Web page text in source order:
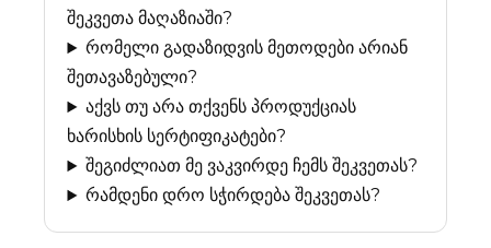
შეკვეთა მაღაზიაში?
რომელი გადაზიდვის მეთოდები არიან
შეთავაზებული?
აქვს თუ არა თქვენს პროდუქციას
ხარისხის სერტიფიკატები?
შეგიძლიათ მე ვაკვირდე ჩემს შეკვეთას?
რამდენი დრო სჭირდება შეკვეთას?